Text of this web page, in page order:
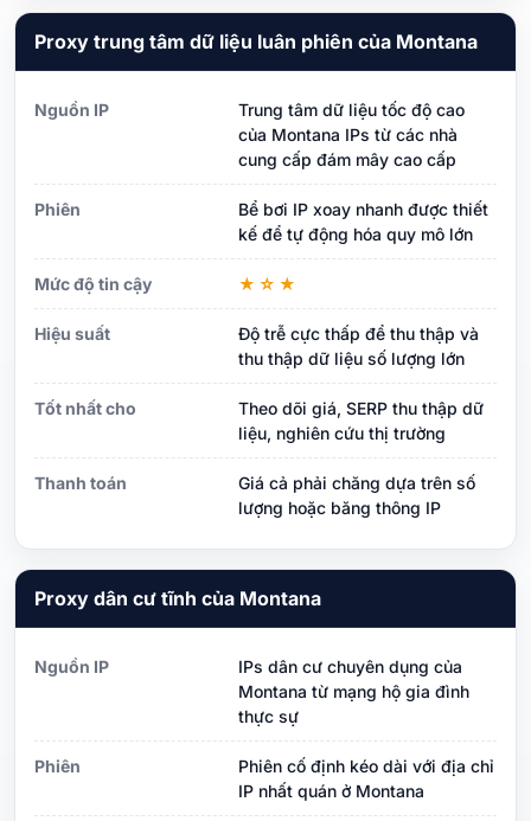
Proxy trung tâm dữ liệu luân phiên của Montana
Nguồn IP
Trung tâm dữ liệu tốc độ cao
của Montana IPs từ các nhà
cung cấp đám mây cao cấp
Phiên
Bể bơi IP xoay nhanh được thiết
kế để tự động hóa quy mô lớn
Mức độ tin cậy ★☆★
Hiệu suất
Độ trễ cực thấp để thu thập và
thu thập dữ liệu số lượng lớn
Tốt nhất cho
Theo dõi giá, SERP thu thập dữ
liệu, nghiên cứu thị trường
Thanh toán
Giá cả phải chăng dựa trên số
lượng hoặc băng thông IP
Proxy dân cư tĩnh của Montana
Nguồn IP
IPs dân cư chuyên dụng của
Montana từ mạng hộ gia đình
thực sự
Phiên
Phiên cố định kéo dài với địa chỉ
IP nhất quán ở Montana